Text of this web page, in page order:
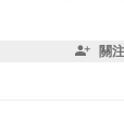
關注